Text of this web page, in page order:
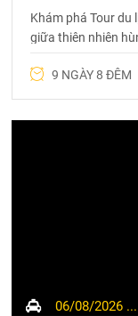
Khám phá Tour du
giữa thiên nhiên
9 NGÀY 8 ĐÊM
06/08/2026 ...